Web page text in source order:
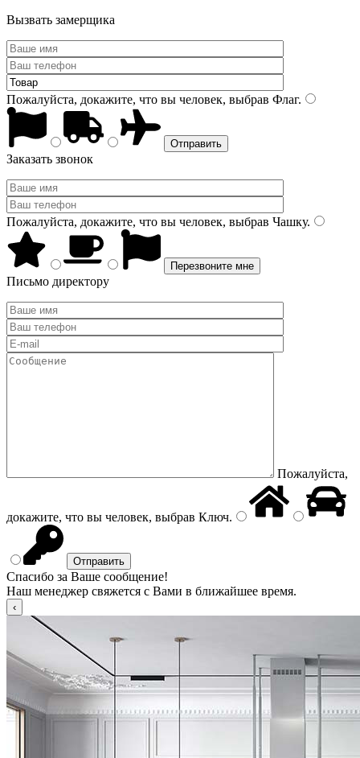
Вызвать замерщика
Пожалуйста, докажите, что вы человек, выбрав Флаг.
Заказать звонок
Пожалуйста, докажите, что вы человек, выбрав Чашку.
Письмо директору
Пожалуйста,
докажите, что вы человек, выбрав Ключ.
Спасибо за Ваше сообщение!
Наш менеджер свяжется с Вами в ближайшее время.